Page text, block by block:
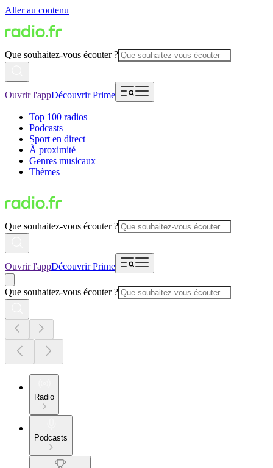
Aller au contenu
Que souhaitez-vous écouter ?
Ouvrir l'appDécouvrir Prime
Top 100 radios
Podcasts
Sport en direct
À proximité
Genres musicaux
Thèmes
Que souhaitez-vous écouter ?
Ouvrir l'appDécouvrir Prime
Que souhaitez-vous écouter ?
Radio
Podcasts